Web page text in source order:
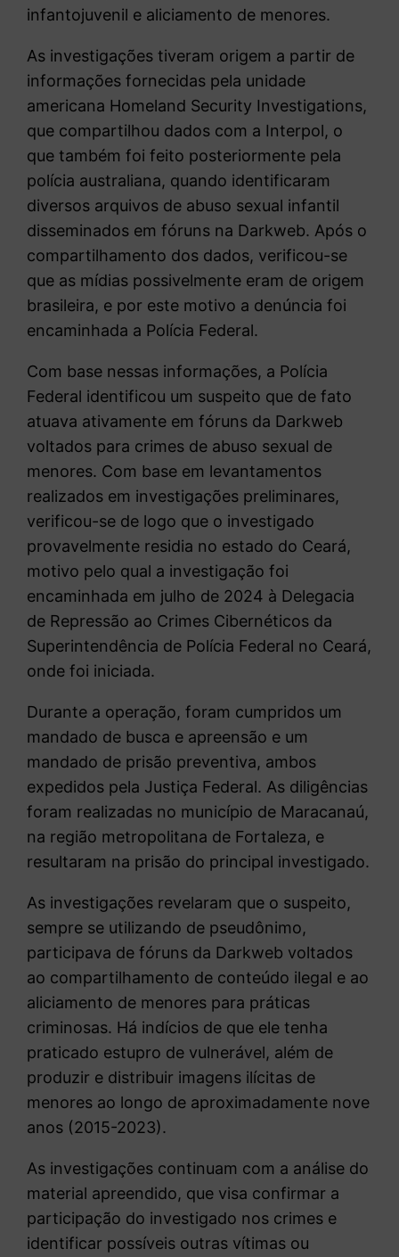
infantojuvenil e aliciamento de menores.
As investigações tiveram origem a partir de
informações fornecidas pela unidade
americana Homeland Security Investigations,
que compartilhou dados com a Interpol, o
que também foi feito posteriormente pela
polícia australiana, quando identificaram
diversos arquivos de abuso sexual infantil
disseminados em fóruns na Darkweb. Após o
compartilhamento dos dados, verificou-se
que as mídias possivelmente eram de origem
brasileira, e por este motivo a denúncia foi
encaminhada a Polícia Federal.
Com base nessas informações, a Polícia
Federal identificou um suspeito que de fato
atuava ativamente em fóruns da Darkweb
voltados para crimes de abuso sexual de
menores. Com base em levantamentos
realizados em investigações preliminares,
verificou-se de logo que o investigado
provavelmente residia no estado do Ceará,
motivo pelo qual a investigação foi
encaminhada em julho de 2024 à Delegacia
de Repressão ao Crimes Cibernéticos da
Superintendência de Polícia Federal no Ceará,
onde foi iniciada.
Durante a operação, foram cumpridos um
mandado de busca e apreensão e um
mandado de prisão preventiva, ambos
expedidos pela Justiça Federal. As diligências
foram realizadas no município de Maracanaú,
na região metropolitana de Fortaleza, e
resultaram na prisão do principal investigado.
As investigações revelaram que o suspeito,
sempre se utilizando de pseudônimo,
participava de fóruns da Darkweb voltados
ao compartilhamento de conteúdo ilegal e ao
aliciamento de menores para práticas
criminosas. Há indícios de que ele tenha
praticado estupro de vulnerável, além de
produzir e distribuir imagens ilícitas de
menores ao longo de aproximadamente nove
anos (2015-2023).
As investigações continuam com a análise do
material apreendido, que visa confirmar a
participação do investigado nos crimes e
identificar possíveis outras vítimas ou